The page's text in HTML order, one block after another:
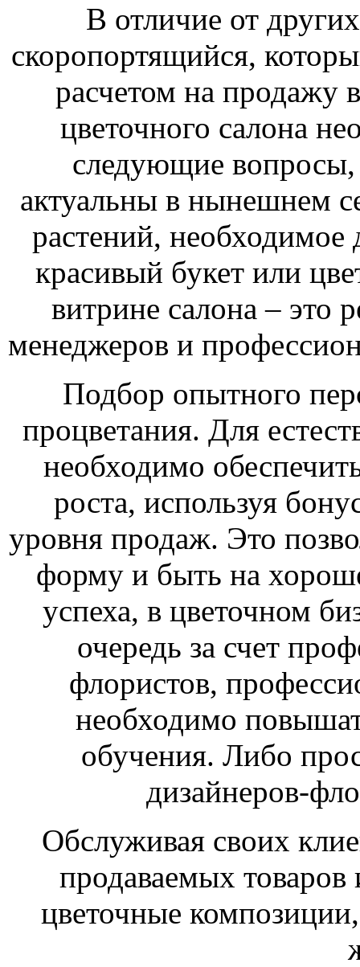
В отличие от
скоропортящийся,
расчетом на продажу
цветочного салона
следующие вопросы,
актуальны в нынешнем
растений,
красивый букет или
витрине салона – это
менеджеров и
Подбор опытного
процветания. Для
необходимо
роста, используя
уровня продаж. Это
форму и быть на
успеха, в цветочном
очередь за счет
флористов,
необходимо
обучения. Либо
дизайнеров-
Обслуживая своих
продаваемых товаров
цветочные